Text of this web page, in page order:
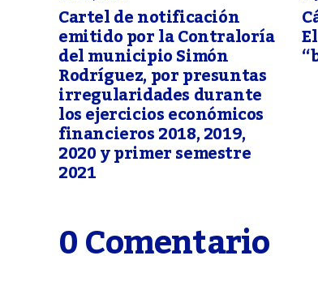
Cartel de notificación
emitido por la Contraloría
del municipio Simón
Rodríguez, por presuntas
irregularidades durante
los ejercicios económicos
financieros 2018, 2019,
2020 y primer semestre
2021
0 Comentario